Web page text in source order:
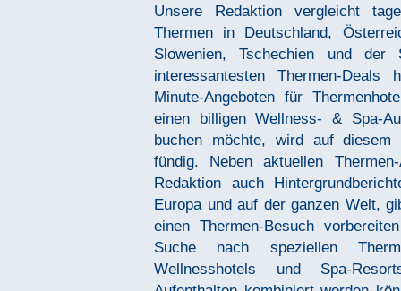
Vorwärts
Unsere Redaktion vergleicht
Thermen in Deutschland,
Slowenien, Tschechien und
interessantesten Thermen-
Minute-Angeboten für
einen billigen Wellness- & Spa-
buchen möchte, wird auf diesem
fündig. Neben aktuellen
Redaktion auch
Europa und auf der ganzen Welt,
einen Thermen-Besuch
Suche nach speziellen
Wellnesshotels und Spa-
die eine Reise in ein Nachbarland
Therme-Angebot buchen
Palette an Thermen-Deals und
Angeboten auswählen. Auf
auch die Preise für
machen wir auf Rabatt-Aktionen
Thermalbäder aufmerksam. Das
die einzelnen Thermen
und schreibt über die Erfahrungen,
gemacht hat. Das Themen-
ist groß. Interessante und günstige
herauszusuchen und Ihnen Tipps